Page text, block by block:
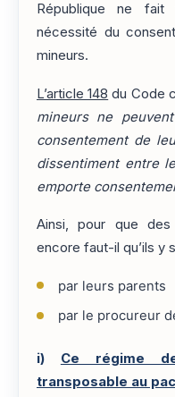
République ne
nécessité du
mineurs.
L’article 148 du Code
mineurs ne
consentement de
dissentiment entre
emporte
Ainsi, pour que des
encore faut-il qu’ils y
par leurs parents
par le procureur
i) Ce régime
transposable au